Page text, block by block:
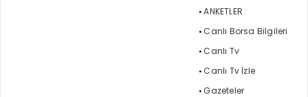
ANKETLER
Canlı Borsa Bilgileri
Canlı Tv
Canlı Tv İzle
Gazeteler